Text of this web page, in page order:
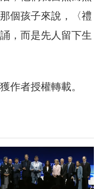
個孩子來說，〈禮
，而是先人留下生
作者授權轉載。